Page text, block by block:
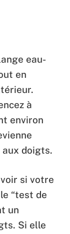
eau-
en
à
environ
doigts.
si votre
“test de
un
Si elle